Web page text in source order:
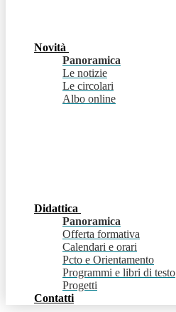
Novità
Panoramica
Le notizie
Le circolari
Albo online
Didattica
Panoramica
Offerta formativa
Calendari e orari
Pcto e Orientamento
Programmi e libri di testo
Progetti
Contatti